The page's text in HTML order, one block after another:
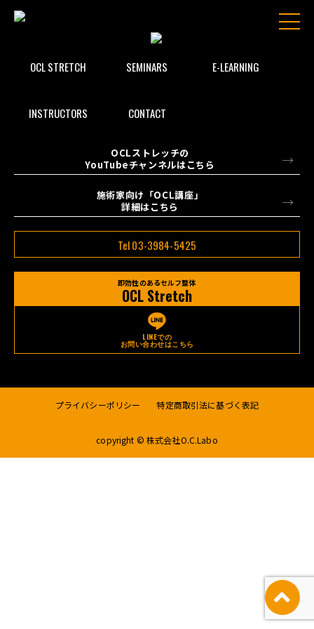
OCL STRETCH SEMINARS E-LEARNING
INSTRUCTORS CONTACT
OCLストレッチの
YouTubeチャンネルはこちら
施術家向け「OCL講座」
詳細はこちら
Tel 03-3984-5425
即効性のあるセルフ整体
OCL Stretch
LINEでの
お問い合わせはこちら
プライバシーポリシー 特定商取引法に基づく表記
copyright © 株式会社O.C.Labo